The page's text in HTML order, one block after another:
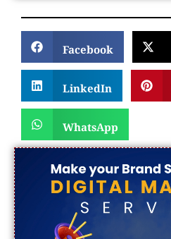
Facebook
LinkedIn
WhatsApp